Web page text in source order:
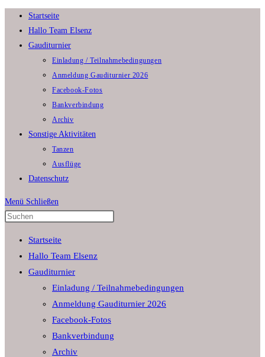
Zum
Inhalt
springen
Startseite
Hallo Team Elsenz
Gauditurnier
Einladung / Teilnahmebedingungen
Anmeldung Gauditurnier 2026
Facebook-Fotos
Bankverbindung
Archiv
Sonstige Aktivitäten
Tanzen
Ausflüge
Datenschutz
Menü Schließen
search
panel.
Startseite
Hallo Team Elsenz
Gauditurnier
Einladung / Teilnahmebedingungen
Anmeldung Gauditurnier 2026
Facebook-Fotos
Bankverbindung
Archiv